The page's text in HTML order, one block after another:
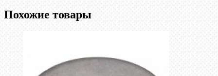
Похожие товары